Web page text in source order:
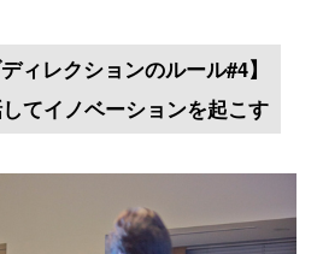
ィレクションのルール#4】
てイノベーションを起こす